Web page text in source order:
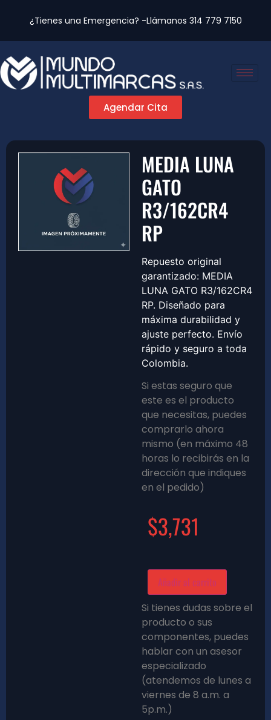
¿Tienes una Emergencia? -Llámanos 314 779 7150
Agendar Cita
MEDIA LUNA
GATO
R3/162CR4
RP
Repuesto original
garantizado: MEDIA
LUNA GATO R3/162CR4
RP. Diseñado para
máxima durabilidad y
ajuste perfecto. Envío
rápido y seguro a toda
Colombia.
Si estas seguro que
este es el producto
que necesitas, puedes
comprarlo ahora
mismo (en máximo 48
horas lo recibirás en la
dirección que indiques
en el pedido)
$3,731
Añadir al carrito
Si tienes dudas sobre el
producto o sus
componentes, puedes
hablar con un asesor
especializado
(atendemos de lunes a
viernes de 8 a.m. a
5p.m.)